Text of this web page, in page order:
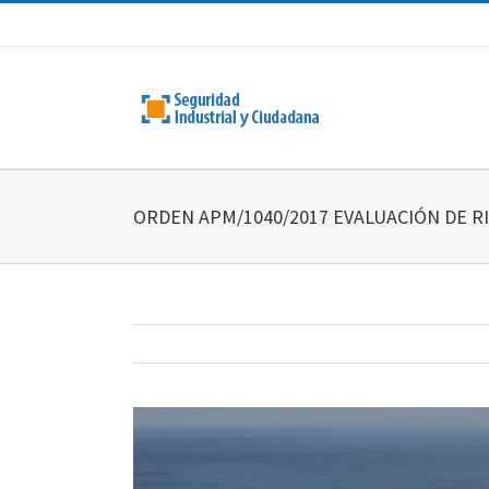
al
ORDEN APM/1040/2017 EVALUACIÓN DE